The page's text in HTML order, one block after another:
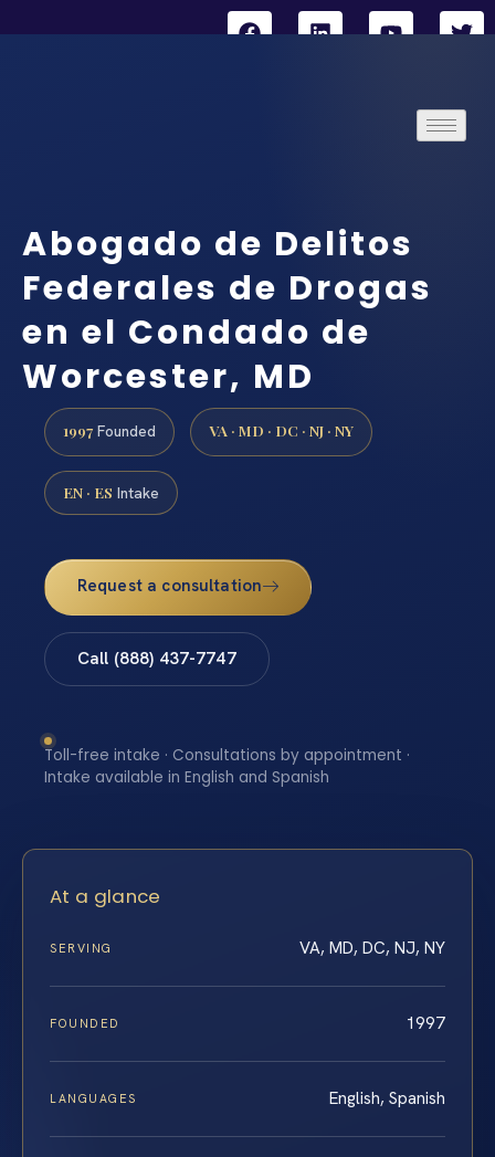
Abogado de Delitos
Federales de Drogas
en el Condado de
Worcester, MD
1997 Founded VA · MD · DC · NJ · NY
EN · ES Intake
Request a consultation
Call (888) 437-7747
Toll-free intake · Consultations by appointment ·
Intake available in English and Spanish
At a glance
SERVING VA, MD, DC, NJ, NY
FOUNDED 1997
LANGUAGES English, Spanish